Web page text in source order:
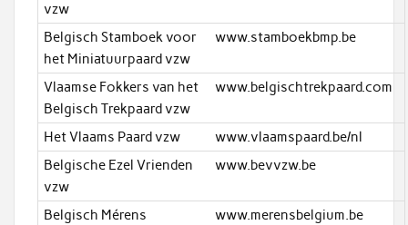
vzw
Belgisch Stamboek voor
het Miniatuurpaard vzw
www.stamboekbmp.be
Vlaamse Fokkers van het
Belgisch Trekpaard vzw
www.belgischtrekpaard.com
Het Vlaams Paard vzw
www.vlaamspaard.be/nl
Belgische Ezel Vrienden
vzw
www.bevvzw.be
Belgisch Mérens
www.merensbelgium.be